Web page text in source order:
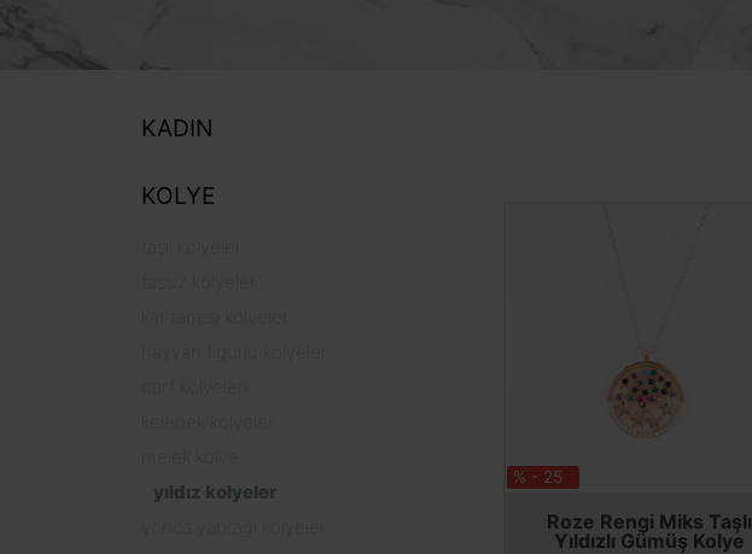
KADIN
KOLYE
yıldız kolyeler
% - 25
Roze Rengi Miks Taşlı
Yıldızlı Gümüş Kolye
SEPETE EKLE
SEPETE EKLE